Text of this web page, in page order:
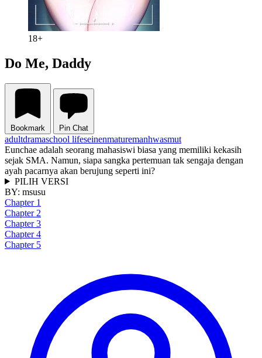
18+
Do Me, Daddy
Bookmark Pin Chat
adultdramaschool lifeseinenmaturemanhwasmut
Eunchae adalah seorang mahasiswi biasa yang memiliki kekasih
sejak SMA. Namun, siapa sangka pertemuan tak sengaja dengan
ayah pacarnya akan berujung seperti ini?
PILIH VERSI
BY: msusu
Chapter 1
Chapter 2
Chapter 3
Chapter 4
Chapter 5